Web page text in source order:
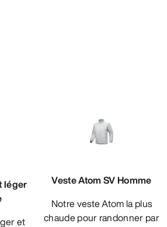
léger
Veste Atom SV Homme
Notre veste Atom la plus
chaude pour randonner par